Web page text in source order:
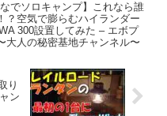
でソロキャンプ】これなら誰
？空気で膨らむハイランダー
300設置してみた – エボプ
大人の秘密基地チャンネル〜
り
ン